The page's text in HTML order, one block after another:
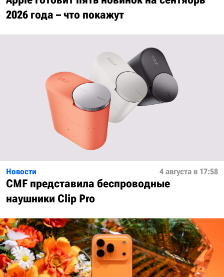
2026 года – что покажут
Новости 4 августа в 17:58
CMF представила беспроводные
наушники Clip Pro